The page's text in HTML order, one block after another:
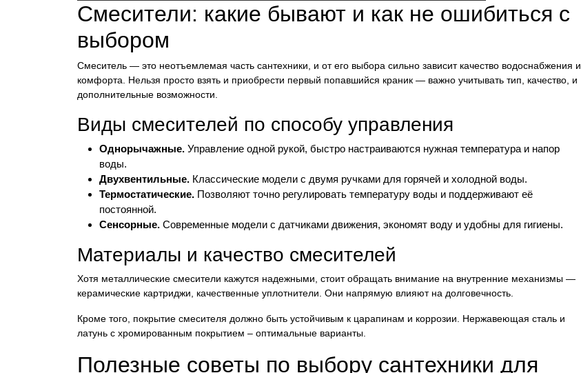
Смесители: какие бывают и как не ошибиться с
выбором
Смеситель — это неотъемлемая часть сантехники, и от его выбора сильно зависит качество водоснабжения и
комфорта. Нельзя просто взять и приобрести первый попавшийся краник — важно учитывать тип, качество, и
дополнительные возможности.
Виды смесителей по способу управления
Однорычажные. Управление одной рукой, быстро настраиваются нужная температура и напор
воды.
Двухвентильные. Классические модели с двумя ручками для горячей и холодной воды.
Термостатические. Позволяют точно регулировать температуру воды и поддерживают её
постоянной.
Сенсорные. Современные модели с датчиками движения, экономят воду и удобны для гигиены.
Материалы и качество смесителей
Хотя металлические смесители кажутся надежными, стоит обращать внимание на внутренние механизмы —
керамические картриджи, качественные уплотнители. Они напрямую влияют на долговечность.
Кроме того, покрытие смесителя должно быть устойчивым к царапинам и коррозии. Нержавеющая сталь и
латунь с хромированным покрытием – оптимальные варианты.
Полезные советы по выбору сантехники для